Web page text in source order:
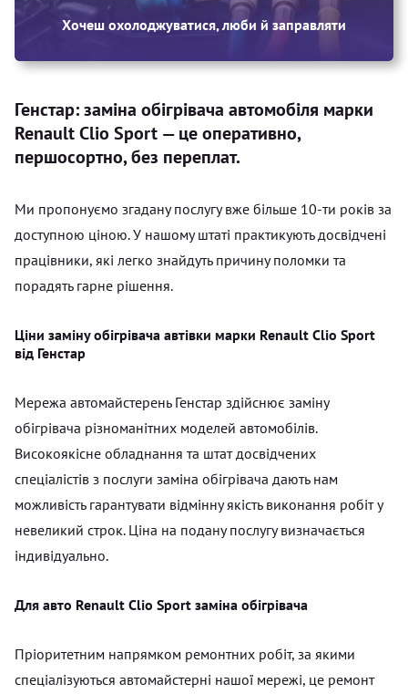
Хочеш охолоджуватися, люби й заправляти
Генстар: заміна обігрівача автомобіля марки
Renault Clio Sport — це оперативно,
першосортно, без переплат.
Ми пропонуємо згадану послугу вже більше 10-ти років за
доступною ціною. У нашому штаті практикують досвідчені
працівники, які легко знайдуть причину поломки та
порадять гарне рішення.
Ціни заміну обігрівача автівки марки Renault Clio Sport
від Генстар
Мережа автомайстерень Генстар здійснює заміну
обігрівача різноманітних моделей автомобілів.
Високоякісне обладнання та штат досвідчених
спеціалістів з послуги заміна обігрівача дають нам
можливість гарантувати відмінну якість виконання робіт у
невеликий строк. Ціна на подану послугу визначається
індивідуально.
Для авто Renault Clio Sport заміна обігрівача
Пріоритетним напрямком ремонтних робіт, за якими
спеціалізуються автомайстерні нашої мережі, це ремонт